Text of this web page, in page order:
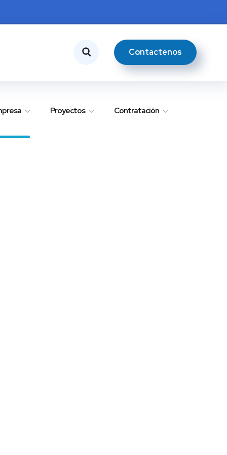
Contactenos
Proyectos Contratación